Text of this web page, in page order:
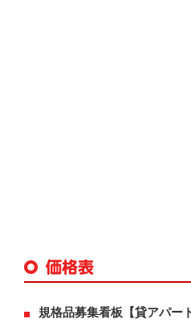
規格品募集看板【貸アパー